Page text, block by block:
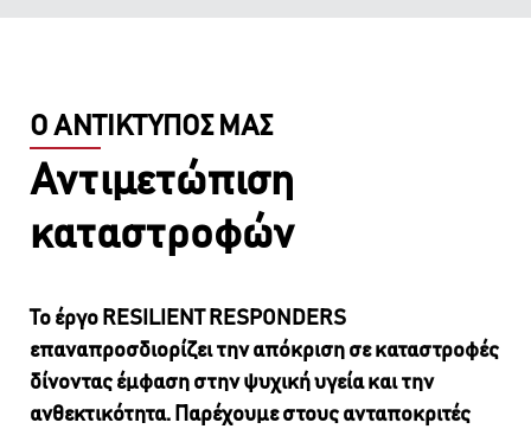
Ο ΑΝΤΙΚΤΥΠΟΣ ΜΑΣ
Αντιμετώπιση
καταστροφών
Το έργο RESILIENT RESPONDERS
επαναπροσδιορίζει την απόκριση σε καταστροφές
δίνοντας έμφαση στην ψυχική υγεία και την
ανθεκτικότητα. Παρέχουμε στους ανταποκριτές